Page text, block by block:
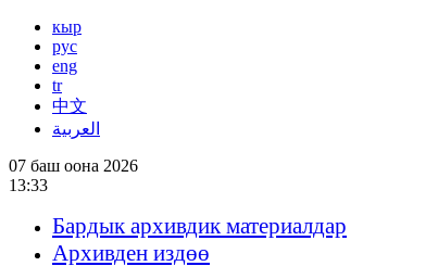
кыр
рус
eng
tr
中文
العربية
07 баш оона 2026
13:33
Бардык архивдик материалдар
Архивден издөө